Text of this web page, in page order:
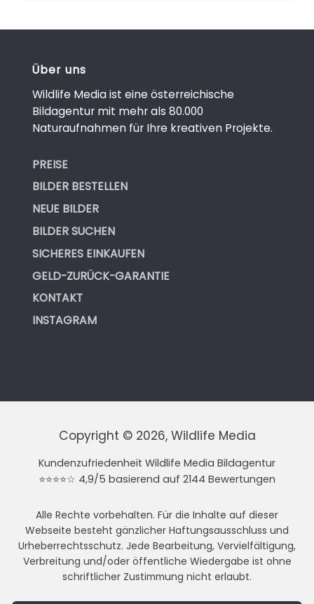
Über uns
Wildlife Media ist eine österreichische
Bildagentur mit mehr als 80.000
Naturaufnahmen für Ihre kreativen Projekte.
PREISE
BILDER BESTELLEN
NEUE BILDER
BILDER SUCHEN
SICHERES EINKAUFEN
GELD-ZURÜCK-GARANTIE
KONTAKT
INSTAGRAM
Copyright © 2026, Wildlife Media
Kundenzufriedenheit Wildlife Media Bildagentur
⭐⭐⭐⭐☆ 4,9/5 basierend auf 2144 Bewertungen
Alle Rechte vorbehalten. Für die Inhalte auf dieser
Webseite besteht gänzlicher Haftungsausschluss und
Urheberrechtsschutz. Jede Bearbeitung, Vervielfältigung,
Verbreitung und/oder öffentliche Wiedergabe ist ohne
schriftlicher Zustimmung nicht erlaubt.